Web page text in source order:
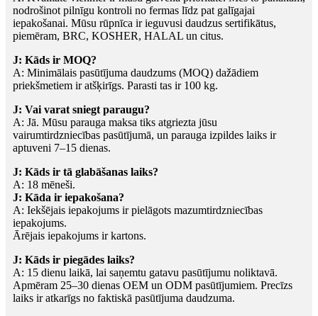
nodrošinot pilnīgu kontroli no fermas līdz pat galīgajai
iepakošanai. Mūsu rūpnīca ir ieguvusi daudzus sertifikātus,
piemēram, BRC, KOSHER, HALAL un citus.
J: Kāds ir MOQ?
A: Minimālais pasūtījuma daudzums (MOQ) dažādiem
priekšmetiem ir atšķirīgs. Parasti tas ir 100 kg.
J: Vai varat sniegt paraugu?
A: Jā. Mūsu parauga maksa tiks atgriezta jūsu
vairumtirdzniecības pasūtījumā, un parauga izpildes laiks ir
aptuveni 7–15 dienas.
J: Kāds ir tā glabāšanas laiks?
A: 18 mēneši.
J: Kāda ir iepakošana?
A: Iekšējais iepakojums ir pielāgots mazumtirdzniecības
iepakojums.
Ārējais iepakojums ir kartons.
J: Kāds ir piegādes laiks?
A: 15 dienu laikā, lai saņemtu gatavu pasūtījumu noliktavā.
Apmēram 25–30 dienas OEM un ODM pasūtījumiem. Precīzs
laiks ir atkarīgs no faktiskā pasūtījuma daudzuma.